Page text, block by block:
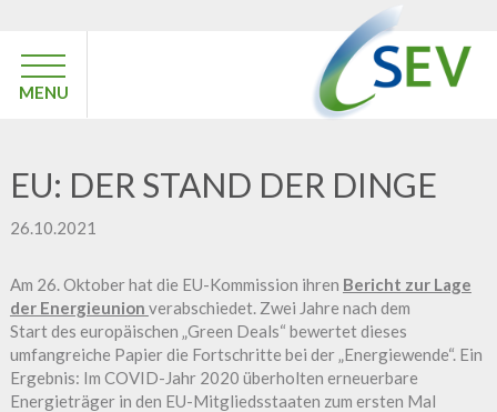
MENU
EU: DER STAND DER DINGE
26.10.2021
Am 26. Oktober hat die EU-Kommission ihren Bericht zur Lage
der Energieunion verabschiedet. Zwei Jahre nach dem
Start des europäischen „Green Deals“ bewertet dieses
umfangreiche Papier die Fortschritte bei der „Energiewende“. Ein
Ergebnis: Im COVID-Jahr 2020 überholten erneuerbare
Energieträger in den EU-Mitgliedsstaaten zum ersten Mal